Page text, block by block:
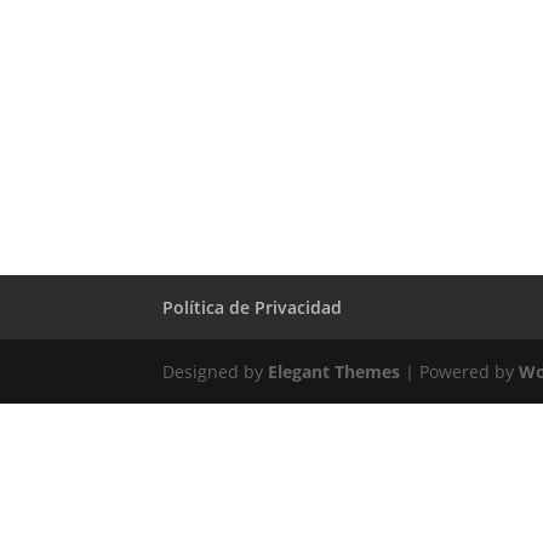
Política de Privacidad
Designed by Elegant Themes | Powered by